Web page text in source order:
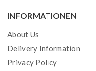
INFORMATIONEN
About Us
Delivery Information
Privacy Policy